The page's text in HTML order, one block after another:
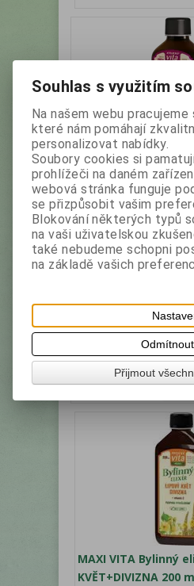
MAXI VITA Bylinný
IMUNITY 200 ml
Výrobce: Vitar
Doplněk stravy – sirup s
bylinných extraktů.
Vaše cena
Vaše
ks
MAXI VITA Bylinný
KVĚT+DIVIZNA 200
Souhlas s využitím
Na našem webu
které nám pomáhají
personalizovat nabídky.
Soubory cookies si
prohlížeči na daném
webová stránka funguje
se přizpůsobit vašim
Blokování některých typů
na vaši uživatelskou
také nebudeme schopni
na základě vašich
Přijmout